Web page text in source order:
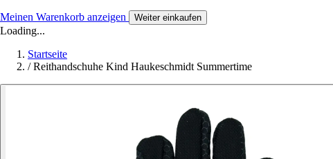
Meinen Warenkorb anzeigen Weiter einkaufen
Loading...
Startseite
/ Reithandschuhe Kind Haukeschmidt Summertime